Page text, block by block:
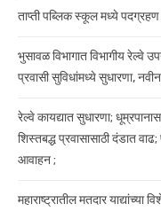
ताप्ती पब्लिक स्कूल मध्ये पदग्रहण
भुसावळ विभागात विभागीय रेल्वे
प्रवासी सुविधांमध्ये सुधारणा,
रेल्वे कायद्यात सुधारणा;
शिस्तबद्ध प्रवासासाठी दंडात
आवाहन ;
महाराष्ट्रातील मतदार